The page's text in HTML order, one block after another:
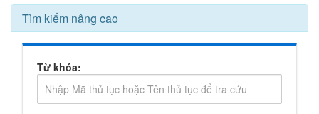
Tìm kiếm nâng cao
Từ khóa: